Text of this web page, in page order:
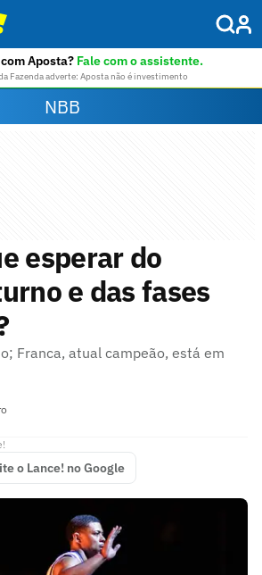
Aposta? Fale com o assistente.
Fazenda adverte: Aposta não é investimento
NBB
esperar do
e das fases
Franca, atual campeão, está em
o Lance! no Google